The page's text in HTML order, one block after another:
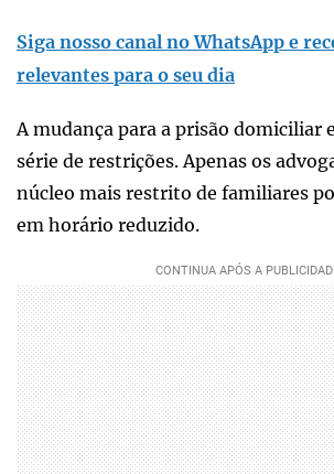
Siga nosso canal no WhatsApp e
relevantes para o seu dia
A mudança para a prisão domiciliar
série de restrições. Apenas os
núcleo mais restrito de familiares
em horário reduzido.